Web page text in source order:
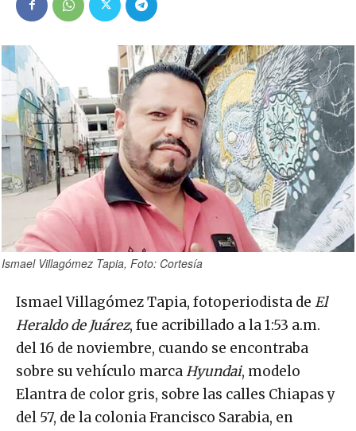
Ismael Villagómez Tapia, Foto: Cortesía
Ismael Villagómez Tapia, fotoperiodista de El
Heraldo de Juárez, fue acribillado a la 1:53 a.m.
del 16 de noviembre, cuando se encontraba
sobre su vehículo marcaHyundai, modelo
Elantra de color gris, sobre las calles Chiapas y
del 57, de la colonia Francisco Sarabia, en